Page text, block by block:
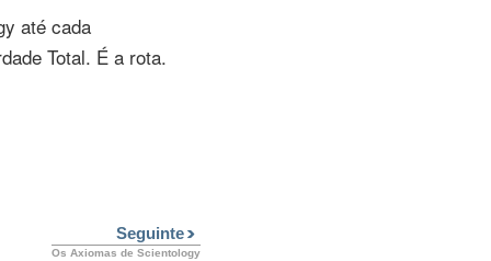
até cada
Total. É a rota.
Seguinte
Os Axiomas de Scientology